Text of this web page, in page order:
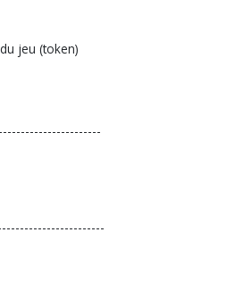
jeu (token)